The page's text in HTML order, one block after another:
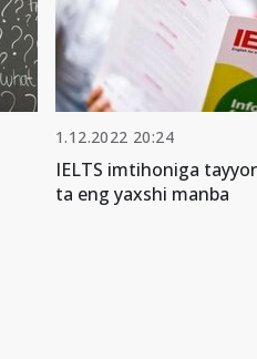
1.12.2022 20:24
IELTS imtihoniga
ta eng yaxshi manba